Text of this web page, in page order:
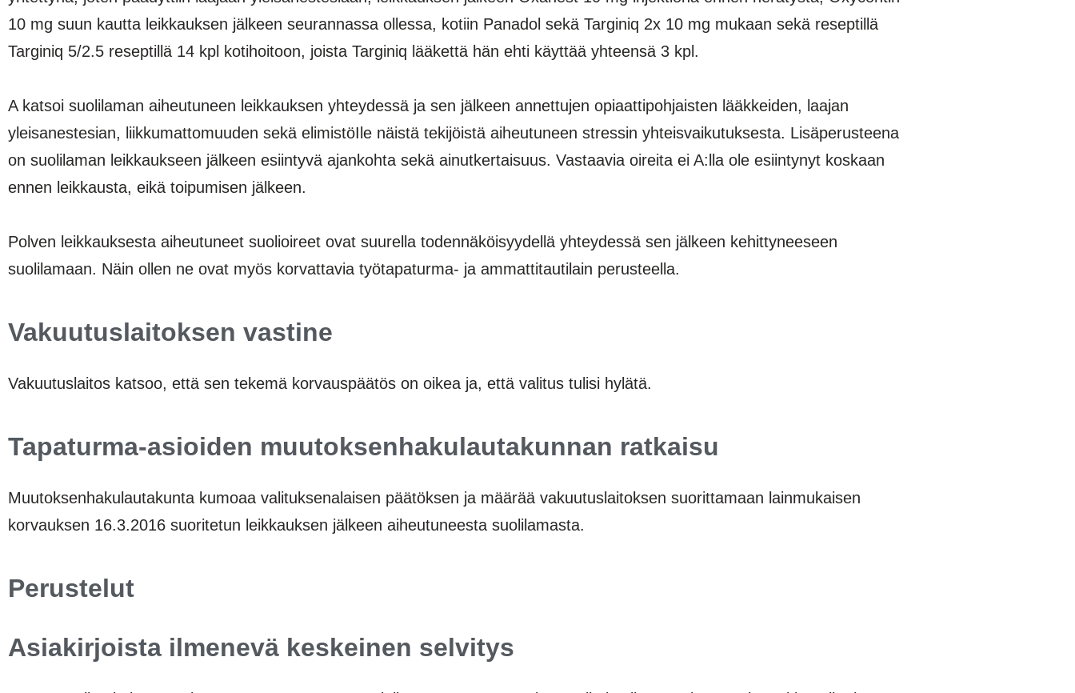
10 mg suun kautta leikkauksen jälkeen seurannassa ollessa, kotiin Panadol sekä Targiniq 2x 10 mg mukaan sekä reseptillä
Targiniq 5/2.5 reseptillä 14 kpl kotihoitoon, joista Targiniq lääkettä hän ehti käyttää yhteensä 3 kpl.
A katsoi suolilaman aiheutuneen leikkauksen yhteydessä ja sen jälkeen annettujen opiaattipohjaisten lääkkeiden, laajan
yleisanestesian, liikkumattomuuden sekä elimistöIle näistä tekijöistä aiheutuneen stressin yhteisvaikutuksesta. Lisäperusteena
on suolilaman leikkaukseen jälkeen esiintyvä ajankohta sekä ainutkertaisuus. Vastaavia oireita ei A:lla ole esiintynyt koskaan
ennen leikkausta, eikä toipumisen jälkeen.
Polven leikkauksesta aiheutuneet suolioireet ovat suurella todennäköisyydellä yhteydessä sen jälkeen kehittyneeseen
suolilamaan. Näin ollen ne ovat myös korvattavia työtapaturma- ja ammattitautilain perusteella.
Vakuutuslaitoksen vastine
Vakuutuslaitos katsoo, että sen tekemä korvauspäätös on oikea ja, että valitus tulisi hylätä.
Tapaturma-asioiden muutoksenhakulautakunnan ratkaisu
Muutoksenhakulautakunta kumoaa valituksenalaisen päätöksen ja määrää vakuutuslaitoksen suorittamaan lainmukaisen
korvauksen 16.3.2016 suoritetun leikkauksen jälkeen aiheutuneesta suolilamasta.
Perustelut
Asiakirjoista ilmenevä keskeinen selvitys